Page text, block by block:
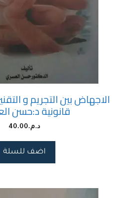
الاجهاض بين التجريم و
قانونية د:حسن
د.م.40.00
اضف للسلة